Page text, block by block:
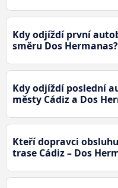
Kdy odjíždí první
směru Dos Hermanas?
Kdy odjíždí poslední
městy Cádiz a Dos
Kteří dopravci
trase Cádiz – Dos